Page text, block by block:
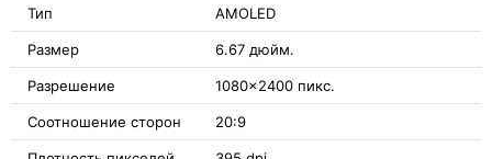
Тип AMOLED
Размер 6.67 дюйм.
Разрешение 1080x2400 пикс.
Соотношение сторон 20:9